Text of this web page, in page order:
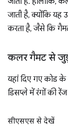
जाती है, क्योंकि यह
करता है, जैसे कि
कलर गैमट से
यहां दिए गए कोड के
डिसप्ले में रंगों की
सीएसएस से देखें